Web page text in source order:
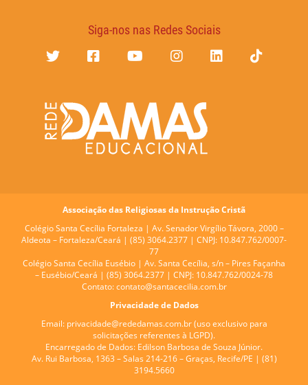
Siga-nos nas Redes Sociais
Associação das Religiosas da Instrução Cristã
Colégio Santa Cecília Fortaleza | Av. Senador Virgílio Távora, 2000 –
Aldeota – Fortaleza/Ceará | (85) 3064.2377 | CNPJ: 10.847.762/0007-
77
Colégio Santa Cecília Eusébio | Av. Santa Cecília, s/n – Pires Façanha
– Eusébio/Ceará | (85) 3064.2377 | CNPJ: 10.847.762/0024-78
Contato: contato@santacecilia.com.br
Privacidade de Dados
Email: privacidade@rededamas.com.br(uso exclusivo para
solicitações referentes à LGPD).
Encarregado de Dados: Edilson Barbosa de Souza Júnior.
Av. Rui Barbosa, 1363 – Salas 214-216 – Graças, Recife/PE | (81)
3194.5660